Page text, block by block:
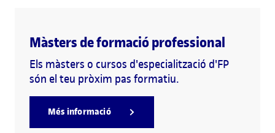
Màsters de formació professional
Els màsters o cursos d'especialització d'FP
són el teu pròxim pas formatiu.
Més informació